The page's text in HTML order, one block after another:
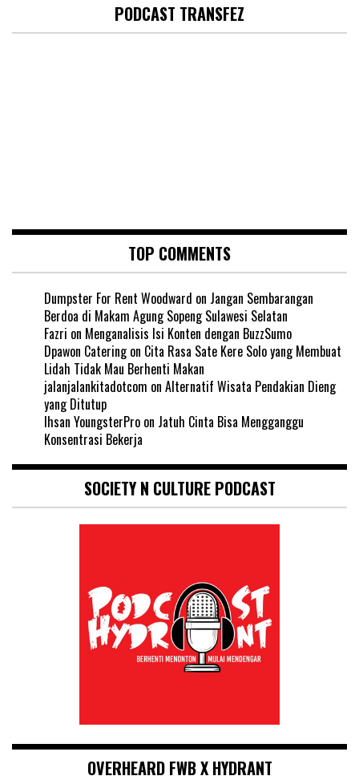
PODCAST TRANSFEZ
TOP COMMENTS
Dumpster For Rent Woodward on Jangan Sembarangan
Berdoa di Makam Agung Sopeng Sulawesi Selatan
Fazri on Menganalisis Isi Konten dengan BuzzSumo
Dpawon Cateringon Cita Rasa Sate Kere Solo yang Membuat
Lidah Tidak Mau Berhenti Makan
jalanjalankitadotcom on Alternatif Wisata Pendakian Dieng
yang Ditutup
Ihsan YoungsterPro on Jatuh Cinta Bisa Mengganggu
Konsentrasi Bekerja
SOCIETY N CULTURE PODCAST
OVERHEARD FWB X HYDRANT